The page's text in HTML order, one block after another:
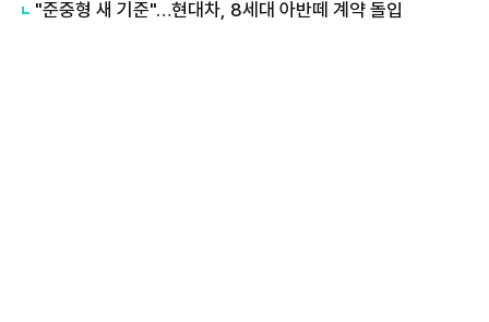
"준중형 새 기준"…현대차, 8세대 아반떼 계약 돌입